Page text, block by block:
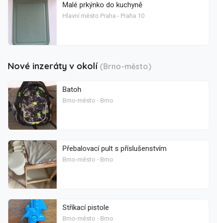
Malé prkýnko do kuchyně
Hlavní město Praha - Praha 10
Nové inzeráty v okolí (Brno-město)
Batoh
Brno-město - Brno
Přebalovací pult s příslušenstvím
Brno-město - Brno
Stříkací pistole
Brno-město - Brno